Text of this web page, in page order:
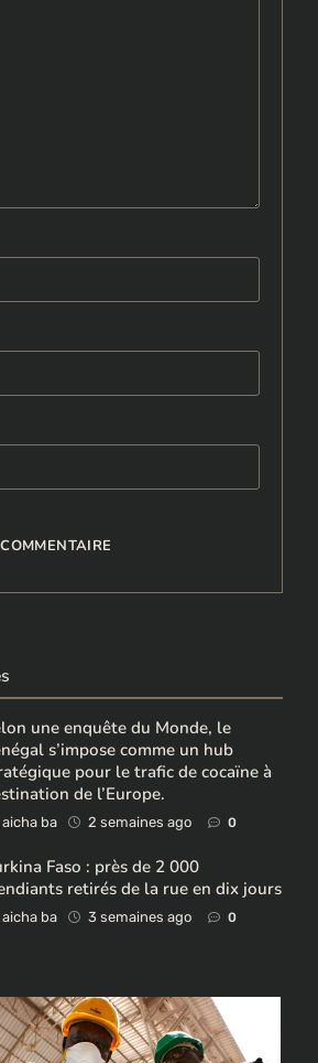
une enquête du Monde, le
s’impose comme un hub
pour le trafic de cocaïne à
de l’Europe.
aicha ba 2 semaines ago 0
Faso : près de 2 000
retirés de la rue en dix jours
aicha ba 3 semaines ago 0